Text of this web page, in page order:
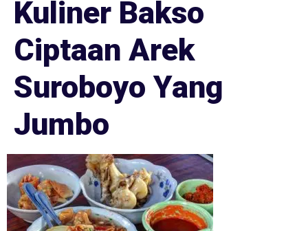
Kuliner Bakso
Ciptaan Arek
Suroboyo Yang
Jumbo